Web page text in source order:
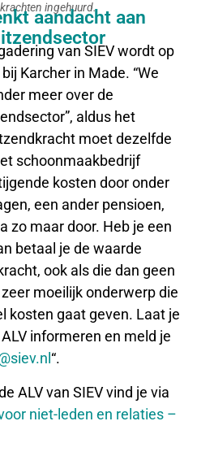
ingehuurd.
aandacht aan
van SIEV wordt op
Karcher in Made. “We
meer over de
aldus het
moet dezelfde
schoonmaakbedrijf
kosten door onder
een ander pensioen,
zo maar door. Heb je een
betaal je de waarde
ook als die dan geen
moeilijk onderwerp die
kosten gaat geven. Laat je
informeren en meld je
“.
ALV van SIEV vind je via
niet-leden en relaties –